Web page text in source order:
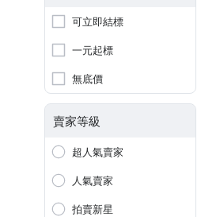
可立即結標
一元起標
無底價
賣家等級
超人氣賣家
人氣賣家
拍賣新星